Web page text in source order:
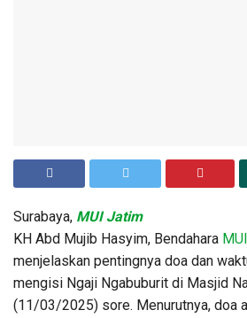
Surabaya, MUI Jatim
KH Abd Mujib Hasyim, Bendahara MUI
menjelaskan pentingnya doa dan
mengisi Ngaji Ngabuburit di Masjid
(11/03/2025) sore. Menurutnya, doa